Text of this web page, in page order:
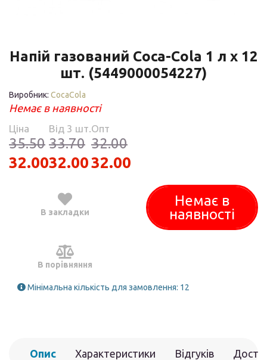
Напій газований Coca-Сola 1 л x 12
шт. (5449000054227)
Виробник: CocaCola
Немає в наявності
Ціна
35.50
32.00
Від 3 шт.
33.70
32.00
Опт
32.00
32.00
В закладки
В порівняння
Немає в
наявності
Мінімальна кількість для замовлення: 12
Опис Характеристики Відгуків